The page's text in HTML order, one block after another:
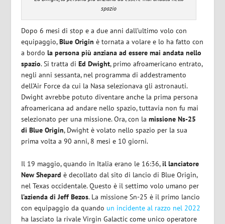
spazio
Dopo 6 mesi di stop e a due anni dall’ultimo volo con
equipaggio,Blue Origin è tornata a volare e lo ha fatto con
a bordo la persona più anziana ad essere mai andata nello
spazio. Si tratta diEd Dwight, primo afroamericano entrato,
negli anni sessanta, nel programma di addestramento
dell’Air Force da cui la Nasa selezionava gli astronauti.
Dwight avrebbe potuto diventare anche la prima persona
afroamericana ad andare nello spazio, tuttavia non fu mai
selezionato per una missione. Ora, con lamissione Ns-25
di Blue Origin, Dwight è volato nello spazio per la sua
prima volta a 90 anni, 8 mesi e 10 giorni.
Il 19 maggio, quando in Italia erano le 16:36,il lanciatore
New Shepard è decollato dal sito di lancio di Blue Origin,
nel Texas occidentale. Questo è il settimo volo umano per
l’azienda di Jeff Bezos. La missione Sn-25 è il primo lancio
con equipaggio da quando un incidente al razzo nel 2022
ha lasciato la rivale Virgin Galactic come unico operatore